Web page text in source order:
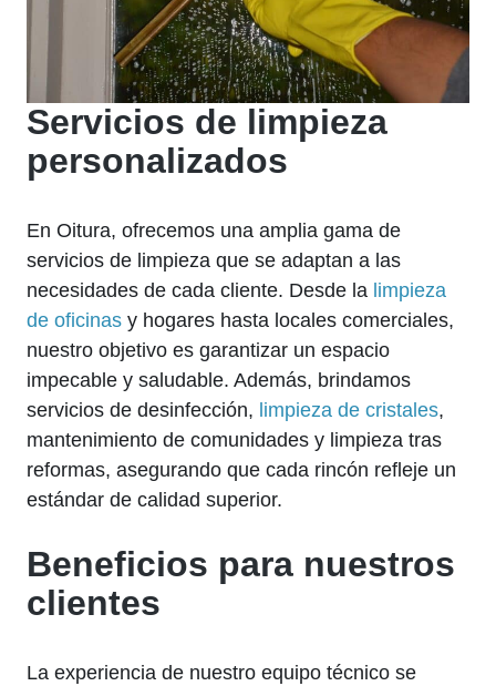
Servicios de limpieza
personalizados
En Oitura, ofrecemos una amplia gama de
servicios de limpieza que se adaptan a las
necesidades de cada cliente. Desde la limpieza
de oficinas y hogares hasta locales comerciales,
nuestro objetivo es garantizar un espacio
impecable y saludable. Además, brindamos
servicios de desinfección, limpieza de cristales,
mantenimiento de comunidades y limpieza tras
reformas, asegurando que cada rincón refleje un
estándar de calidad superior.
Beneficios para nuestros
clientes
La experiencia de nuestro equipo técnico se